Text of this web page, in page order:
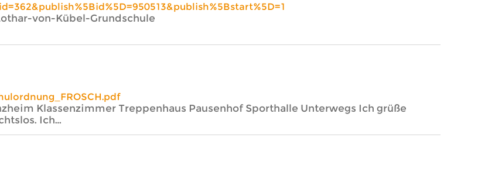
von-Kübel-Grundschule
Klassenzimmer Treppenhaus Pausenhof Sporthalle Unterwegs Ich grüße
Ich…